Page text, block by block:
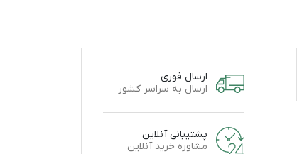
ارسال فوری
ارسال به سراسر کشور
پشتیبانی آنلاین
مشاوره خرید آنلاین